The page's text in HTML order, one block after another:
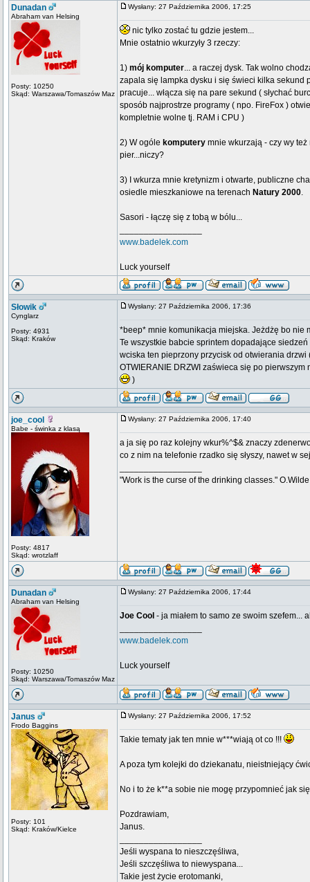
Dunadan
Abraham van Helsing
Posty: 10250
Skąd: Warszawa/Tomaszów Maz
Wysłany: 27 Października 2006, 17:25
nic tylko zostać tu gdzie jestem...
Mnie ostatnio wkurzyły 3 rzeczy:
1) mój komputer... a raczej dysk. Tak wolno
zapala się lampka dysku i się świeci kilka sekund
pracuje... włącza się na pare sekund ( słychać
sposób najprostrze programy ( npo. FireFox )
kompletnie wolne tj. RAM i CPU )
2) W ogóle komputery mnie wkurzają - czy wy
pier...niczy?
3) I wkurza mnie kretynizm i otwarte, publiczne
osiedle mieszkaniowe na terenach Natury 2000.
Sasori - łączę się z tobą w bólu...
www.badelek.com
Luck yourself
Słowik
Cynglarz
Posty: 4931
Skąd: Kraków
Wysłany: 27 Października 2006, 17:36
*beep* mnie komunikacja miejska. Jeżdżę bo nie
Te wszystkie babcie sprintem dopadające
wciska ten pieprzony przycisk od otwierania
OTWIERANIE DRZWI zaświeca się po
)
joe_cool
Babe - świnka z klasą
Posty: 4817
Skąd: wrotzlaff
Wysłany: 27 Października 2006, 17:40
a ja się po raz kolejny wkur%^$& znaczy
co z nim na telefonie rzadko się słyszy, nawet w
"Work is the curse of the drinking classes." O.Wilde
Dunadan
Abraham van Helsing
Posty: 10250
Skąd: Warszawa/Tomaszów Maz
Wysłany: 27 Października 2006, 17:44
Joe Cool - ja miałem to samo ze swoim szefem...
www.badelek.com
Luck yourself
Janus
Frodo Baggins
Posty: 101
Skąd: Kraków/Kielce
Wysłany: 27 Października 2006, 17:52
Takie tematy jak ten mnie w***wiają ot co !!!
A poza tym kolejki do dziekanatu, nieistniejący
No i to że k**a sobie nie mogę przypomnieć jak
Pozdrawiam,
Janus.
Jeśli wyspana to nieszczęśliwa,
Jeśli szczęśliwa to niewyspana...
Takie jest życie erotomanki,